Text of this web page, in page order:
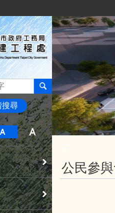
搜尋
公民參